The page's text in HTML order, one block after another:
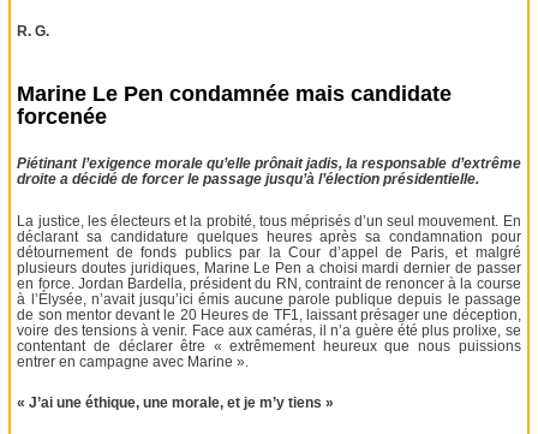
R. G.
Marine Le Pen condamnée mais candidate
forcenée
Piétinant l’exigence morale qu’elle prônait jadis, la responsable d’extrême
droite a décidé de forcer le passage jusqu’à l’élection présidentielle.
La justice, les électeurs et la probité, tous méprisés d’un seul mouvement. En
déclarant sa candidature quelques heures après sa condamnation pour
détournement de fonds publics par la Cour d’appel de Paris, et malgré
plusieurs doutes juridiques, Marine Le Pen a choisi mardi dernier de passer
en force. Jordan Bardella, président du RN, contraint de renoncer à la course
à l’Élysée, n’avait jusqu’ici émis aucune parole publique depuis le passage
de son mentor devant le 20 Heures de TF1, laissant présager une déception,
voire des tensions à venir. Face aux caméras, il n’a guère été plus prolixe, se
contentant de déclarer être « extrêmement heureux que nous puissions
entrer en campagne avec Marine ».
« J’ai une éthique, une morale, et je m’y tiens »